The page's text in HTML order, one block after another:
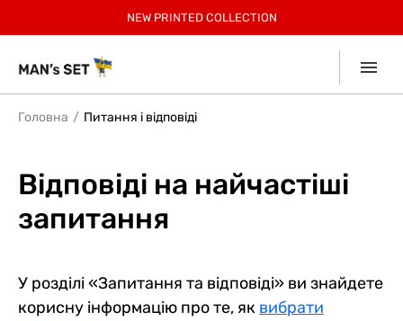
NEW PRINTED COLLECTION
SUMMER SALE до -40%
NEWSUMMER SOFTCollection
SUMMER КОЛЕКЦІЯ!
НОВИНКИ У СПОРТ КОЛЕКЦІЇ!
РЕЄСТРУЙСЯ, 30% БОНУСІВ ЗА ПЕРШЕ ЗАМОВЛЕННЯ
БЕЗКОШТОВНА ДОСТАВКА ПО УКРАЇНІ ВІД 2599 ГРН
7% КЕШБЕК ВІД mono ДЕТАЛІ В ДОДАТКУ
15% учасникам Клубу.Приєднатись
ЗАОЩАДЖУЙТЕ З КОМПЛЕКТАМИ ДО 12%
Головна Питання і відповіді
Відповіді на найчастіші
запитання
У розділі «Запитання та відповіді» ви знайдете
корисну інформацію про те, як вибрати